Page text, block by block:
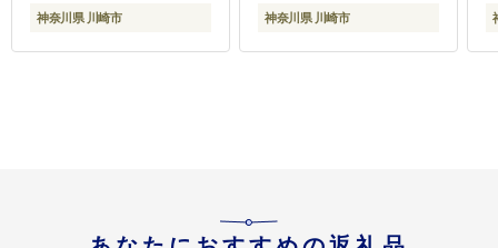
神奈川県 川崎市 神奈川県 川崎市